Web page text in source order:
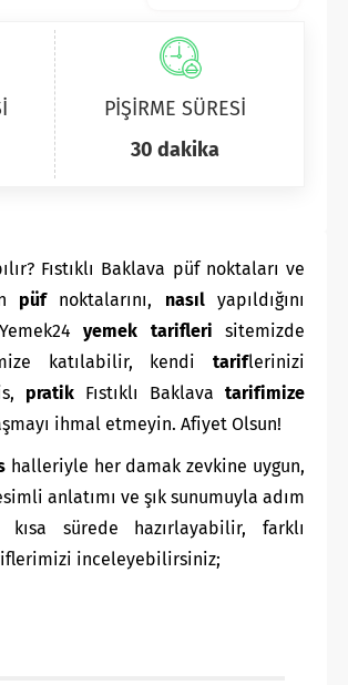
PİŞİRME SÜRESİ
30 dakika
Fıstıklı Baklava püf noktaları ve
püfnoktalarını, nasılyapıldığını
yemek tariflerisitemizde
katılabilir, kendi tariflerinizi
pratik Fıstıklı Baklava tarifimize
ihmal etmeyin. Afiyet Olsun!
halleriyle her damak zevkine uygun,
anlatımı ve şık sunumuyla adım
sürede hazırlayabilir, farklı
inceleyebilirsiniz;